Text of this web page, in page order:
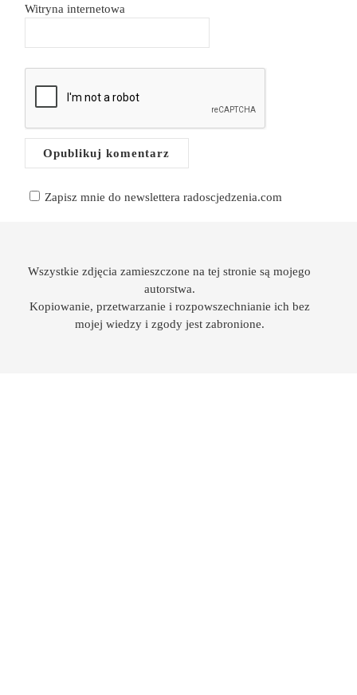
Witryna internetowa
Zapisz mnie do newslettera radoscjedzenia.com
Wszystkie zdjęcia zamieszczone na tej stronie są mojego
autorstwa.
Kopiowanie, przetwarzanie i rozpowszechnianie ich bez
mojej wiedzy i zgody jest zabronione.